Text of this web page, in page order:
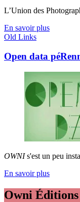
L’Union des
En savoir plus
Old Links
Open data
OWNIs'est un peu
En savoir plus
Owni Éditions